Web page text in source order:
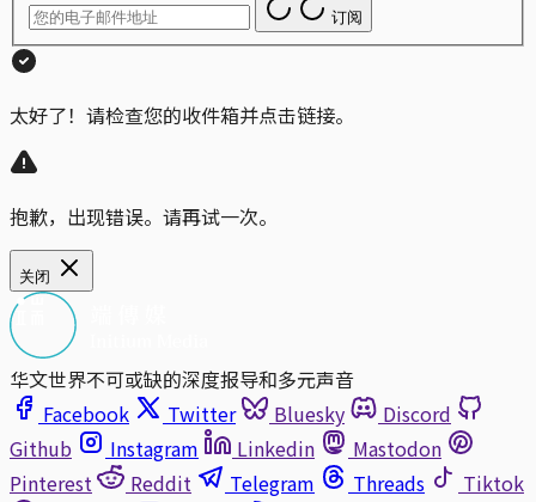
订阅
太好了！请检查您的收件箱并点击链接。
抱歉，出现错误。请再试一次。
关闭
华文世界不可或缺的深度报导和多元声音
Facebook
Twitter Bluesky
Discord
Github
Instagram Linkedin
Mastodon
Pinterest
Reddit Telegram Threads
Tiktok